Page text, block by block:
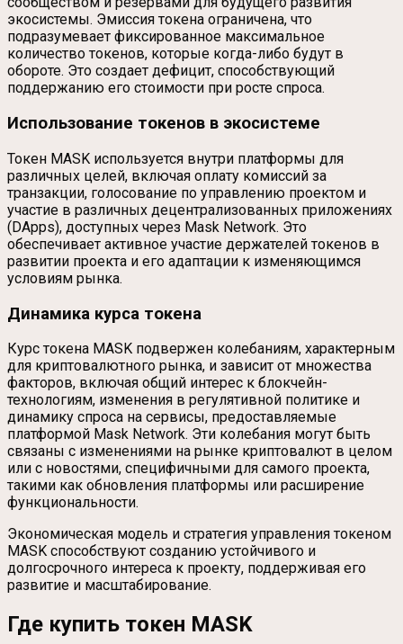
экосистемы. Эмиссия токена ограничена, что
подразумевает фиксированное максимальное
количество токенов, которые когда-либо будут в
обороте. Это создает дефицит, способствующий
поддержанию его стоимости при росте спроса.
Использование токенов в экосистеме
Токен MASK используется внутри платформы для
различных целей, включая оплату комиссий за
транзакции, голосование по управлению проектом и
участие в различных децентрализованных приложениях
(DApps), доступных через Mask Network. Это
обеспечивает активное участие держателей токенов в
развитии проекта и его адаптации к изменяющимся
условиям рынка.
Динамика курса токена
Курс токена MASK подвержен колебаниям, характерным
для криптовалютного рынка, и зависит от множества
факторов, включая общий интерес к блокчейн-
технологиям, изменения в регулятивной политике и
динамику спроса на сервисы, предоставляемые
платформой Mask Network. Эти колебания могут быть
связаны с изменениями на рынке криптовалют в целом
или с новостями, специфичными для самого проекта,
такими как обновления платформы или расширение
функциональности.
Экономическая модель и стратегия управления токеном
MASK способствуют созданию устойчивого и
долгосрочного интереса к проекту, поддерживая его
развитие и масштабирование.
Где купить токен MASK